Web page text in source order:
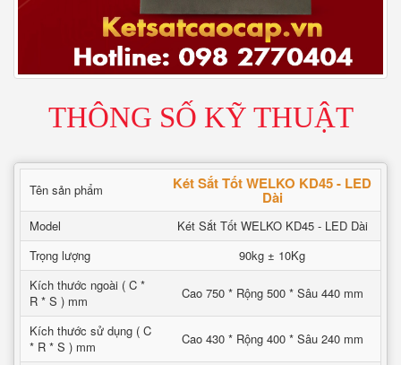
THÔNG SỐ KỸ THUẬT
Tên sản phẩm Két Sắt Tốt WELKO KD45 - LED
Dài
Model
Két Sắt Tốt WELKO KD45 - LED Dài
Trọng lượng
90kg ± 10Kg
Kích thước ngoài ( C *
R * S ) mm
Cao 750 * Rộng 500 * Sâu 440 mm
Kích thước sử dụng ( C
* R * S ) mm
Cao 430 * Rộng 400 * Sâu 240 mm